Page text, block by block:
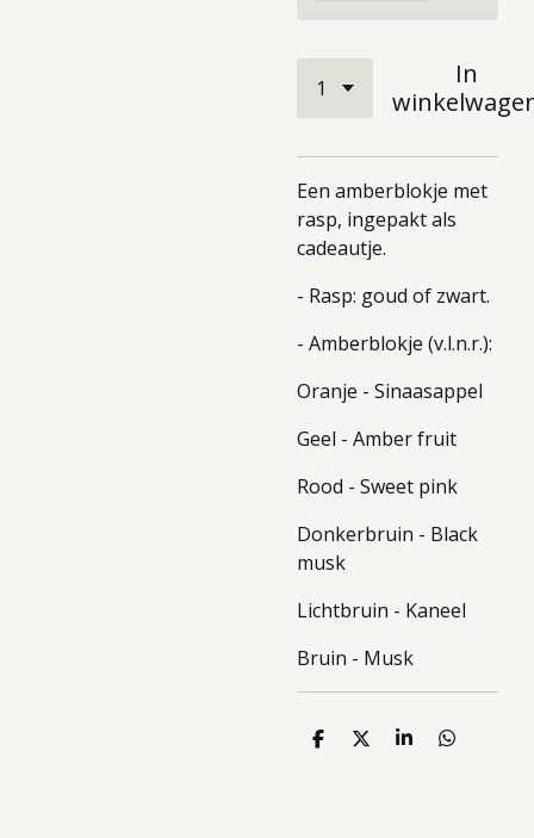
In
Een amberblokje met
rasp, ingepakt als
cadeautje.
- Rasp: goud of zwart.
- Amberblokje (v.l.n.r.):
Oranje - Sinaasappel
Geel - Amber fruit
Rood - Sweet pink
Donkerbruin - Black
musk
Lichtbruin - Kaneel
Bruin - Musk
D
D
S
D